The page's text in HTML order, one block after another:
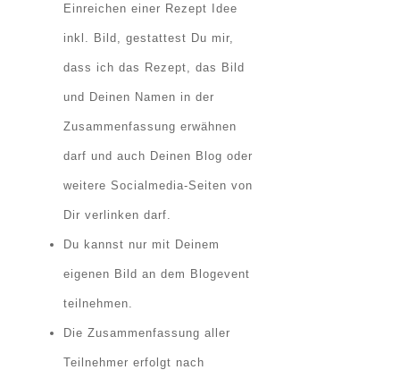
Einreichen einer Rezept Idee
inkl. Bild, gestattest Du mir,
dass ich das Rezept, das Bild
und Deinen Namen in der
Zusammenfassung erwähnen
darf und auch Deinen Blog oder
weitere Socialmedia-Seiten von
Dir verlinken darf.
Du kannst nur mit Deinem
eigenen Bild an dem Blogevent
teilnehmen.
Die Zusammenfassung aller
Teilnehmer erfolgt nach